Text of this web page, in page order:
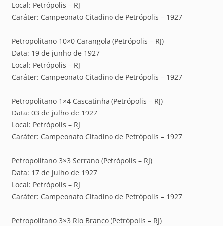
Local: Petrópolis – RJ
Caráter: Campeonato Citadino de Petrópolis – 1927
Petropolitano 10×0 Carangola (Petrópolis – RJ)
Data: 19 de junho de 1927
Local: Petrópolis – RJ
Caráter: Campeonato Citadino de Petrópolis – 1927
Petropolitano 1×4 Cascatinha (Petrópolis – RJ)
Data: 03 de julho de 1927
Local: Petrópolis – RJ
Caráter: Campeonato Citadino de Petrópolis – 1927
Petropolitano 3×3 Serrano (Petrópolis – RJ)
Data: 17 de julho de 1927
Local: Petrópolis – RJ
Caráter: Campeonato Citadino de Petrópolis – 1927
Petropolitano 3×3 Rio Branco (Petrópolis – RJ)